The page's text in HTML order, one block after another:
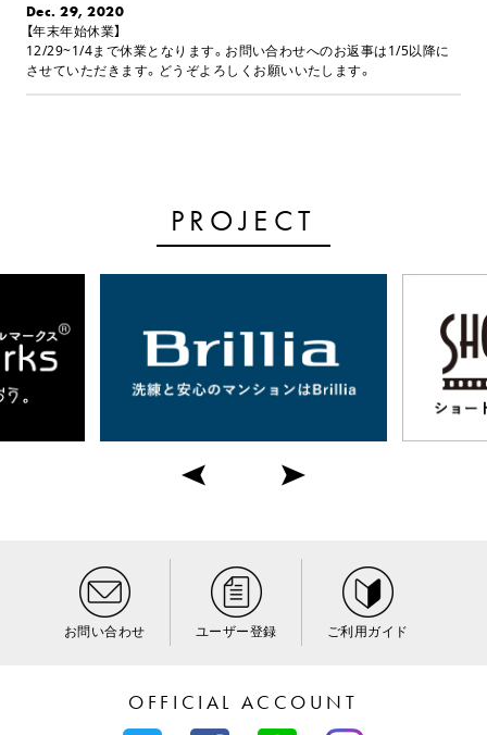
Dec. 29, 2020
【年末年始休業】
12/29~1/4まで休業となります。お問い合わせへのお返事は1/5以降に
させていただきます。どうぞよろしくお願いいたします。
PROJECT
お問い合わせ ユーザー登録 ご利用ガイド
OFFICIAL ACCOUNT